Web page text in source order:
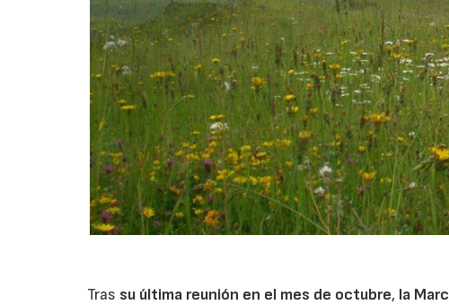
Tras su última reunión en el mes de octubre, la